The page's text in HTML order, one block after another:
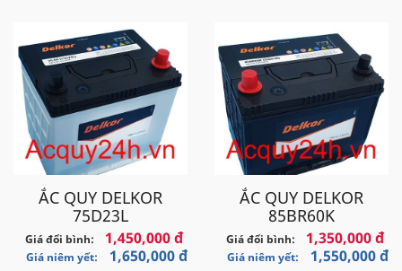
ẮC QUY DELKOR
75D23L
Giá đổi bình: 1,450,000 đ
Giá niêm yết: 1,650,000 đ
ẮC QUY DELKOR
85BR60K
Giá đổi bình: 1,350,000 đ
Giá niêm yết: 1,550,000 đ